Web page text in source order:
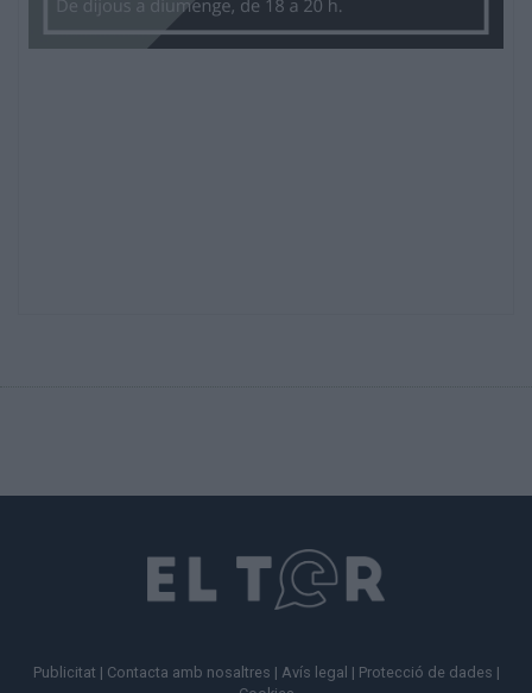
Publicitat | Contacta amb nosaltres | Avís legal | Protecció de dades |